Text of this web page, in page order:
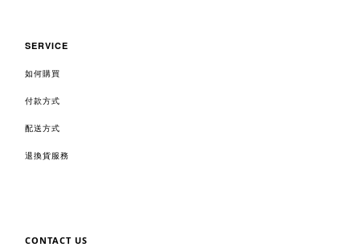
SERVICE
如何購買
付款方式
配送方式
退換貨服務
CONTACT US